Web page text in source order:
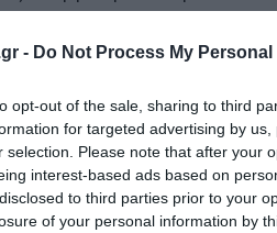
- Do Not Process My
opt-out of the sale, sharing to third
for targeted advertising by
selection. Please note that after your
interest-based ads based on
to third parties prior to your
of your personal information by
δεν είναι εύκολη. Διότι
χρηματιστηρίου, η
κρατικών δαπανών.
πτώχευση της ελληνικής
Ελλάδα είχε αρκετά
κινδύνων, λόγω μεγάλου